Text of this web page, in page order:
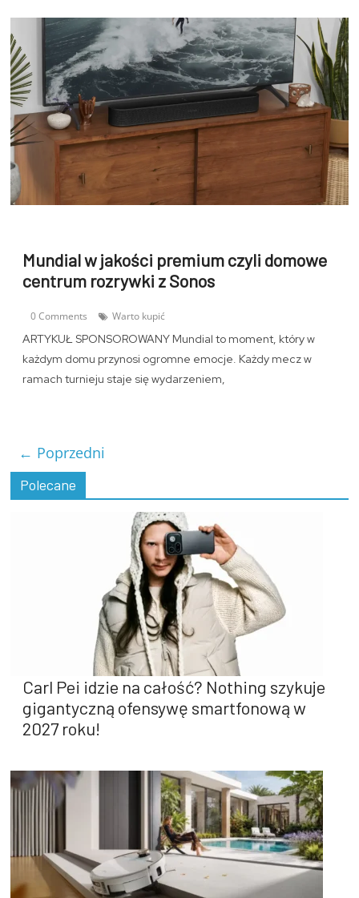
Mundial w jakości premium czyli domowe
centrum rozrywki z Sonos
0 Comments Warto kupić
ARTYKUŁ SPONSOROWANY Mundial to moment, który w
każdym domu przynosi ogromne emocje. Każdy mecz w
ramach turnieju staje się wydarzeniem,
← Poprzedni
Polecane
Carl Pei idzie na całość? Nothing szykuje
gigantyczną ofensywę smartfonową w
2027 roku!